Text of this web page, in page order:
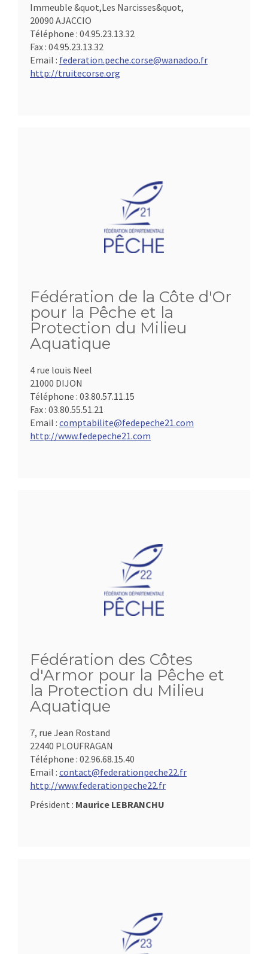
Immeuble &quot,Les Narcisses&quot,
20090 AJACCIO
Téléphone : 04.95.23.13.32
Fax : 04.95.23.13.32
Email : federation.peche.corse@wanadoo.fr
http://truitecorse.org
Fédération de la Côte d'Or
pour la Pêche et la
Protection du Milieu
Aquatique
4 rue louis Neel
21000 DIJON
Téléphone : 03.80.57.11.15
Fax : 03.80.55.51.21
Email : comptabilite@fedepeche21.com
http://www.fedepeche21.com
Fédération des Côtes
d'Armor pour la Pêche et
la Protection du Milieu
Aquatique
7, rue Jean Rostand
22440 PLOUFRAGAN
Téléphone : 02.96.68.15.40
Email : contact@federationpeche22.fr
http://www.federationpeche22.fr
Président : Maurice LEBRANCHU